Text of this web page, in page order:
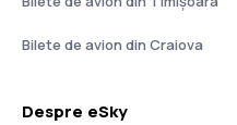
Bilete de avion din Craiova
Despre eSky